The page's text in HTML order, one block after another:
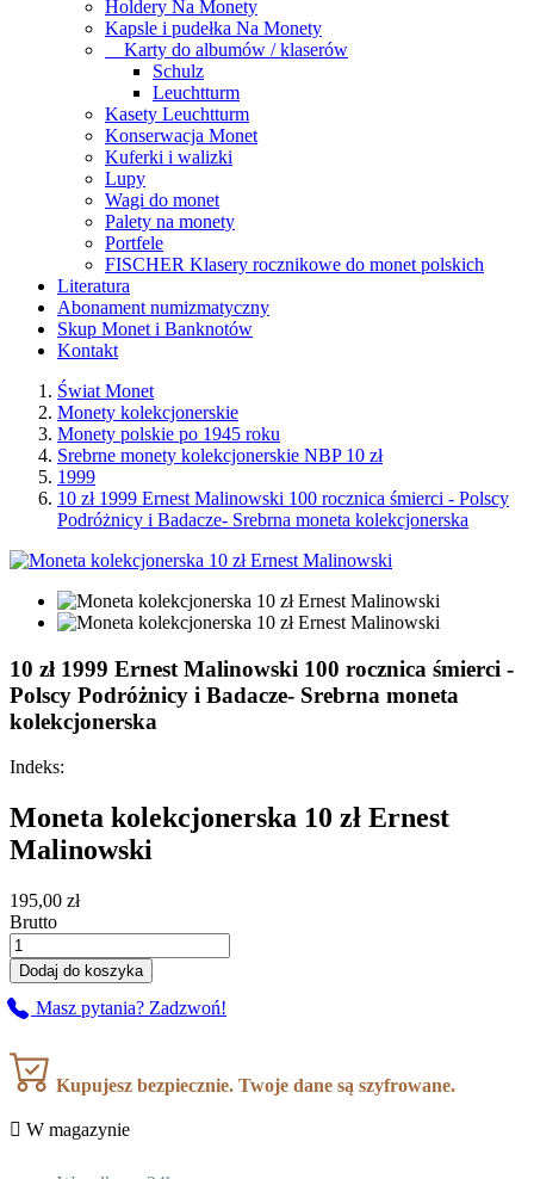
Holdery Na Monety
Kapsle i pudełka Na Monety
Karty do albumów / klaserów
Schulz
Leuchtturm
Kasety Leuchtturm
Konserwacja Monet
Kuferki i walizki
Lupy
Wagi do monet
Palety na monety
Portfele
FISCHER Klasery rocznikowe do monet polskich
Literatura
Abonament numizmatyczny
Skup Monet i Banknotów
Kontakt
Świat Monet
Monety kolekcjonerskie
Monety polskie po 1945 roku
Srebrne monety kolekcjonerskie NBP 10 zł
1999
10 zł 1999 Ernest Malinowski 100 rocznica śmierci - Polscy
Podróżnicy i Badacze- Srebrna moneta kolekcjonerska
10 zł 1999 Ernest Malinowski 100 rocznica śmierci -
Polscy Podróżnicy i Badacze- Srebrna moneta
kolekcjonerska
Indeks:
Moneta kolekcjonerska 10 zł Ernest
Malinowski
195,00 zł
Brutto
Dodaj do koszyka
Masz pytania? Zadzwoń!
Kupujesz bezpiecznie. Twoje dane są szyfrowane.
 W magazynie